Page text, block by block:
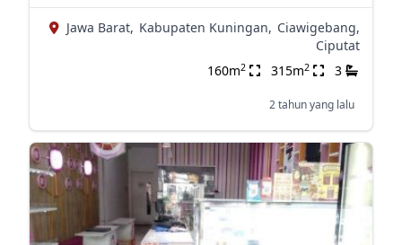
Jawa Barat, Kabupaten Kuningan, Ciawigebang,
Ciputat
160m2 315m2 3
2 tahun yang lalu